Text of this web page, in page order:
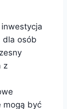
dla osób
z
mogą być